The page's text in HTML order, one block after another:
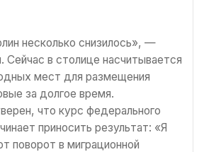
несколько снизилось», —
Сейчас в столице насчитывается
мест для размещения
за долгое время.
что курс федерального
приносить результат: «Я
поворот в миграционной